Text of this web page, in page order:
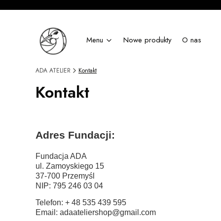
Menu Nowe produkty O nas
ADA ATELIER Kontakt
Kontakt
Adres Fundacji:
Fundacja ADA
ul. Zamoyskiego 15
37-700 Przemyśl
NIP: 795 246 03 04
Telefon: + 48 535 439 595
Email: adaateliershop@gmail.com